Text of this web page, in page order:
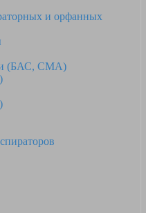
и орфанных
(БАС, СМА)